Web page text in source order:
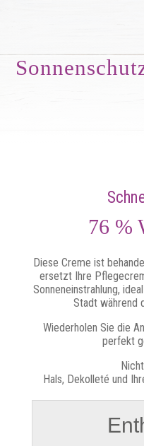
76 %
Diese Creme ist
ersetzt Ihre
Sonneneinstrahlung,
Stadt während
Wiederholen Sie die
perfekt
Hals, Dekolleté und